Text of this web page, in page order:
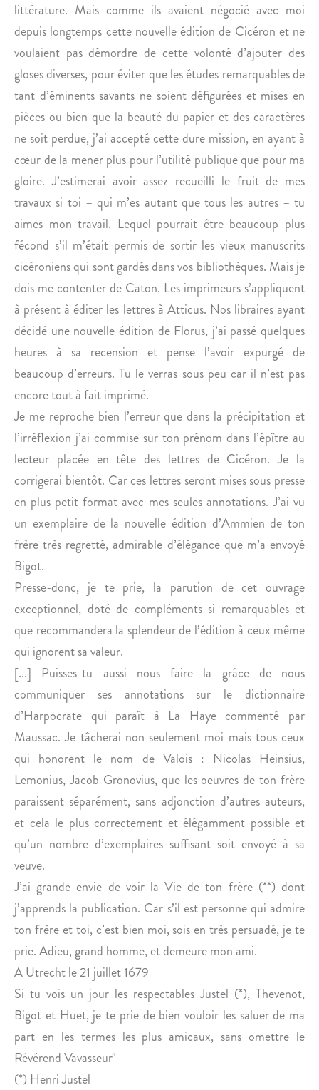
littérature. Mais comme ils avaient négocié avec moi
depuis longtemps cette nouvelle édition de Cicéron et ne
voulaient pas démordre de cette volonté d’ajouter des
gloses diverses, pour éviter que les études remarquables de
tant d’éminents savants ne soient défigurées et mises en
pièces ou bien que la beauté du papier et des caractères
ne soit perdue, j’ai accepté cette dure mission, en ayant à
cœur de la mener plus pour l’utilité publique que pour ma
gloire. J’estimerai avoir assez recueilli le fruit de mes
travaux si toi – qui m’es autant que tous les autres – tu
aimes mon travail. Lequel pourrait être beaucoup plus
fécond s’il m’était permis de sortir les vieux manuscrits
cicéroniens qui sont gardés dans vos bibliothèques. Mais je
dois me contenter de Caton. Les imprimeurs s’appliquent
à présent à éditer les lettres à Atticus. Nos libraires ayant
décidé une nouvelle édition de Florus, j’ai passé quelques
heures à sa recension et pense l’avoir expurgé de
beaucoup d’erreurs. Tu le verras sous peu car il n’est pas
encore tout à fait imprimé.
Je me reproche bien l’erreur que dans la précipitation et
l’irréflexion j’ai commise sur ton prénom dans l’épître au
lecteur placée en tête des lettres de Cicéron. Je la
corrigerai bientôt. Car ces lettres seront mises sous presse
en plus petit format avec mes seules annotations. J’ai vu
un exemplaire de la nouvelle édition d’Ammien de ton
frère très regretté, admirable d’élégance que m’a envoyé
Bigot.
Presse-donc, je te prie, la parution de cet ouvrage
exceptionnel, doté de compléments si remarquables et
que recommandera la splendeur de l’édition à ceux même
qui ignorent sa valeur.
[...] Puisses-tu aussi nous faire la grâce de nous
communiquer ses annotations sur le dictionnaire
d’Harpocrate qui paraît à La Haye commenté par
Maussac. Je tâcherai non seulement moi mais tous ceux
qui honorent le nom de Valois : Nicolas Heinsius,
Lemonius, Jacob Gronovius, que les oeuvres de ton frère
paraissent séparément, sans adjonction d’autres auteurs,
et cela le plus correctement et élégamment possible et
qu’un nombre d’exemplaires suffisant soit envoyé à sa
veuve.
J’ai grande envie de voir la Vie de ton frère (**) dont
j’apprends la publication. Car s’il est personne qui admire
ton frère et toi, c’est bien moi, sois en très persuadé, je te
prie. Adieu, grand homme, et demeure mon ami.
A Utrecht le 21 juillet 1679
Si tu vois un jour les respectables Justel (*), Thevenot,
Bigot et Huet, je te prie de bien vouloir les saluer de ma
part en les termes les plus amicaux, sans omettre le
Révérend Vavasseur"
(*) Henri Justel